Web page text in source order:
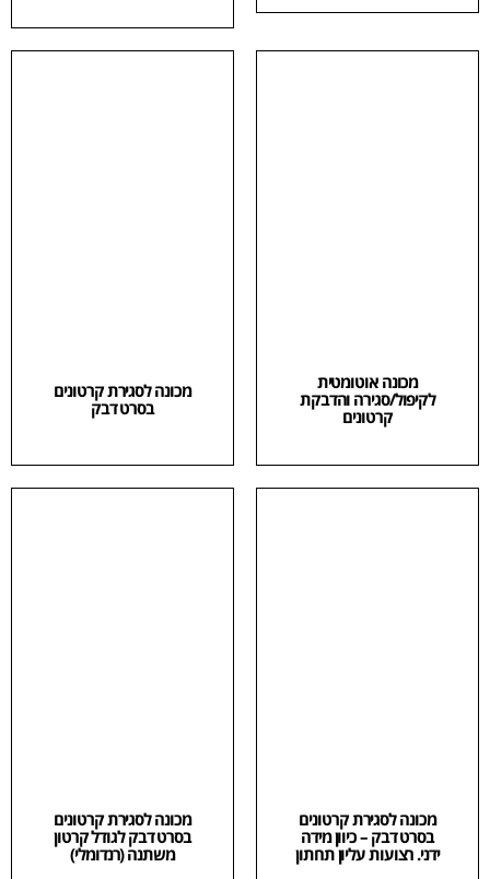
מכונה אוטומטית
לקיפול/סגירה והדבקת
קרטונים
מכונה לסגירת קרטונים
בסרט דבק
מכונה לסגירת קרטונים
בסרט דבק – כיוון מידה
ידני. רצועות עליון תחתון
מכונה לסגירת קרטונים
בסרט דבק לגודל קרטון
משתנה (רנדומלי)